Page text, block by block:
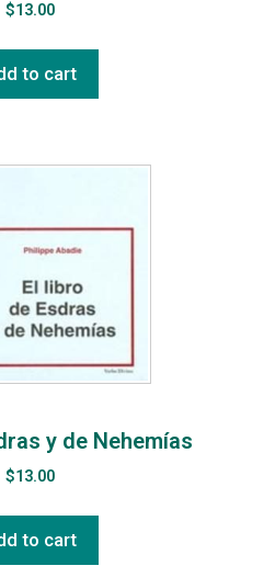
$13.00
to cart
y de Nehemías
$13.00
to cart